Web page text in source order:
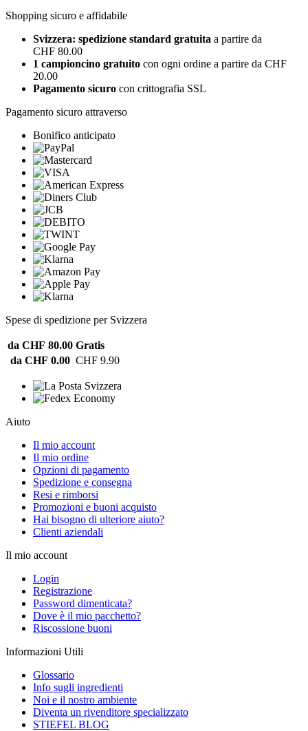
Shopping sicuro e affidabile
Svizzera: spedizione standard gratuita a partire da
CHF 80.00
1 campioncino gratuito con ogni ordine a partire da CHF
20.00
Pagamento sicuro con crittografia SSL
Pagamento sicuro attraverso
Bonifico anticipato
Spese di spedizione per Svizzera
da CHF 80.00 Gratis
da CHF 0.00 CHF 9.90
Aiuto
Il mio account
Il mio ordine
Opzioni di pagamento
Spedizione e consegna
Resi e rimborsi
Promozioni e buoni acquisto
Hai bisogno di ulteriore aiuto?
Clienti aziendali
Il mio account
Login
Registrazione
Password dimenticata?
Dove è il mio pacchetto?
Riscossione buoni
Informazioni Utili
Glossario
Info sugli ingredienti
Noi e il nostro ambiente
Diventa un rivenditore specializzato
STIEFEL BLOG